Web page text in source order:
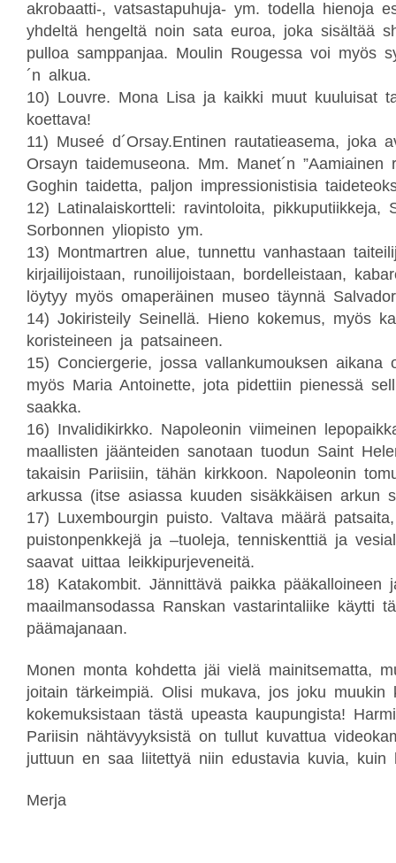
akrobaatti-, vatsastapuhuja- ym. todella hienoja
yhdeltä hengeltä noin sata euroa, joka sisältää
pulloa samppanjaa. Moulin Rougessa voi myös
´n alkua.
10) Louvre. Mona Lisa ja kaikki muut kuuluisat
koettava!
11) Museé d´Orsay.Entinen rautatieasema, joka
Orsayn taidemuseona. Mm. Manet´n ”Aamiainen
Goghin taidetta, paljon impressionistisia
12) Latinalaiskortteli: ravintoloita, pikkuputiikkeja,
Sorbonnen yliopisto ym.
13) Montmartren alue, tunnettu vanhastaan
kirjailijoistaan, runoilijoistaan, bordelleistaan,
löytyy myös omaperäinen museo täynnä
14) Jokiristeily Seinellä. Hieno kokemus, myös
koristeineen ja patsaineen.
15) Conciergerie, jossa vallankumouksen aikana
myös Maria Antoinette, jota pidettiin pienessä
saakka.
16) Invalidikirkko. Napoleonin viimeinen
maallisten jäänteiden sanotaan tuodun Saint
takaisin Pariisiin, tähän kirkkoon. Napoleonin
arkussa (itse asiassa kuuden sisäkkäisen arkun
17) Luxembourgin puisto. Valtava määrä
puistonpenkkejä ja –tuoleja, tenniskenttiä ja
saavat uittaa leikkipurjeveneitä.
18) Katakombit. Jännittävä paikka pääkalloineen
maailmansodassa Ranskan vastarintaliike käytti
päämajanaan.
Monen monta kohdetta jäi vielä mainitsematta,
joitain tärkeimpiä. Olisi mukava, jos joku muukin
kokemuksistaan tästä upeasta kaupungista!
Pariisin nähtävyyksistä on tullut kuvattua
juttuun en saa liitettyä niin edustavia kuvia, kuin
Merja